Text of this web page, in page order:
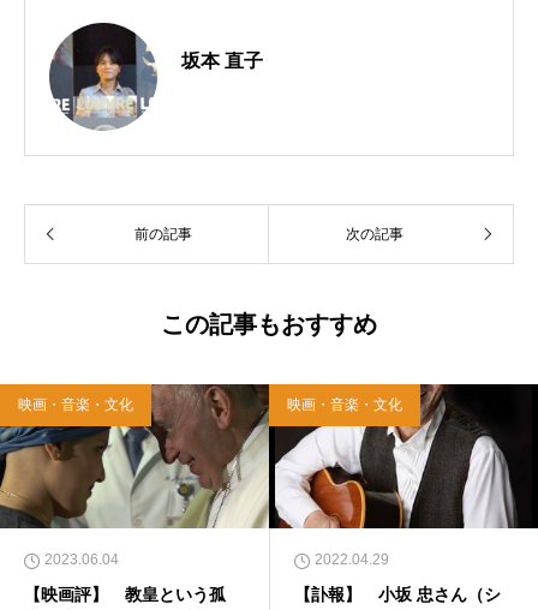
坂本 直子
前の記事 次の記事
この記事もおすすめ
映画・音楽・文化
2023.06.04
【映画評】 教皇という孤
映画・音楽・文化
2022.04.29
【訃報】 小坂 忠さん（シ